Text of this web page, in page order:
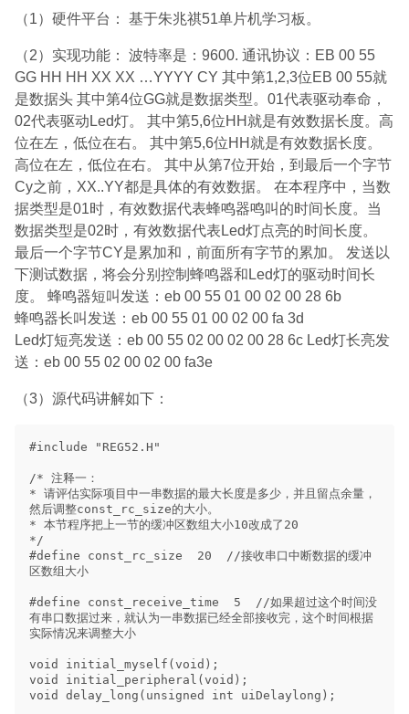
（1）硬件平台： 基于朱兆祺51单片机学习板。
（2）实现功能： 波特率是：9600. 通讯协议：EB 00 55
GG HH HH XX XX …YYYY CY 其中第1,2,3位EB 00 55就
是数据头 其中第4位GG就是数据类型。01代表驱动奉命，
02代表驱动Led灯。 其中第5,6位HH就是有效数据长度。高
位在左，低位在右。 其中第5,6位HH就是有效数据长度。
高位在左，低位在右。 其中从第7位开始，到最后一个字节
Cy之前，XX..YY都是具体的有效数据。 在本程序中，当数
据类型是01时，有效数据代表蜂鸣器鸣叫的时间长度。当
数据类型是02时，有效数据代表Led灯点亮的时间长度。
最后一个字节CY是累加和，前面所有字节的累加。 发送以
下测试数据，将会分别控制蜂鸣器和Led灯的驱动时间长
度。 蜂鸣器短叫发送：eb 00 55 01 00 02 00 28 6b
蜂鸣器长叫发送：eb 00 55 01 00 02 00 fa 3d
Led灯短亮发送：eb 00 55 02 00 02 00 28 6c Led灯长亮发
送：eb 00 55 02 00 02 00 fa3e
（3）源代码讲解如下：
#include "REG52.H"
/* 注释一：
* 请评估实际项目中一串数据的最大长度是多少，并且留点余量，
然后调整const_rc_size的大小。
* 本节程序把上一节的缓冲区数组大小10改成了20
*/
#define const_rc_size  20  //接收串口中断数据的缓冲
区数组大小
#define const_receive_time  5  //如果超过这个时间没
有串口数据过来，就认为一串数据已经全部接收完，这个时间根据
实际情况来调整大小
void initial_myself(void);
void initial_peripheral(void);
void delay_long(unsigned int uiDelaylong);